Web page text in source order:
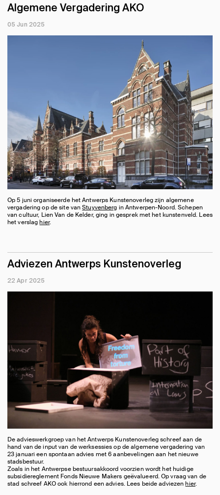
Algemene Vergadering AKO
05 Jun 2025
Op 5 juni organiseerde het Antwerps Kunstenoverleg zijn algemene
vergadering op de site vanStuyvenberg in Antwerpen-Noord. Schepen
van cultuur, Lien Van de Kelder, ging in gesprek met het kunstenveld. Lees
het verslaghier.
Adviezen Antwerps Kunstenoverleg
22 Apr 2025
De advieswerkgroep van het Antwerps Kunstenoverleg schreef aan de
hand van de input van de werksessies op de algemene vergadering van
23 januari een spontaan advies met 6 aanbevelingen aan het nieuwe
stadsbestuur.
Zoals in het Antwerpse bestuursakkoord voorzien wordt het huidige
subsidiereglement Fonds Nieuwe Makers geëvalueerd. Op vraag van de
stad schreef AKO ook hierrond een advies. Lees beide adviezenhier.